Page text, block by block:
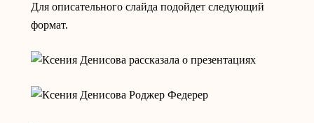
Для описательного слайда подойдет следующий
формат.